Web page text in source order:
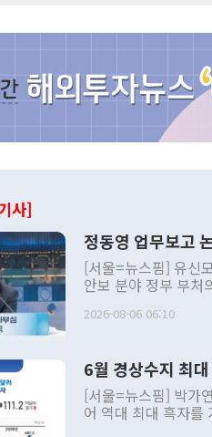
사]
정동영 업무보고
[서울=뉴스핌] 유신
안보 분야 정부 부처
발언 중에는 정부 내
주의적 희망에 근거
관의 대북 정책 관련
관 부처 장관이 공개
관의 무리한 대북 접
2026-08-06 06:10
6월 경상수지 최
[서울=뉴스핌] 박가
어 역대 최대 흑자를